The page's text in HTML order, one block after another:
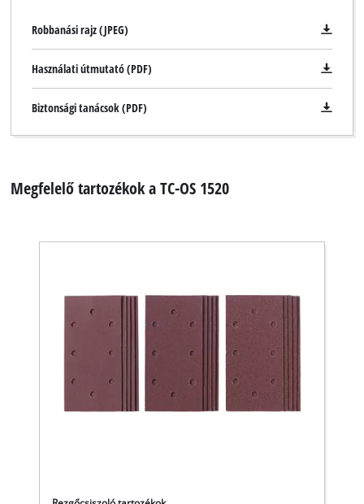
Robbanási rajz (JPEG)
Használati útmutató (PDF)
Biztonsági tanácsok (PDF)
Megfelelő tartozékok a TC-OS 1520